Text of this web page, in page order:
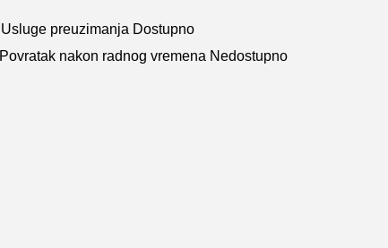
Usluge preuzimanja Dostupno
Povratak nakon radnog vremena Nedostupno